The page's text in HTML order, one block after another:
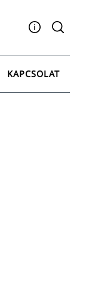
Spotify
KAPCSOLAT